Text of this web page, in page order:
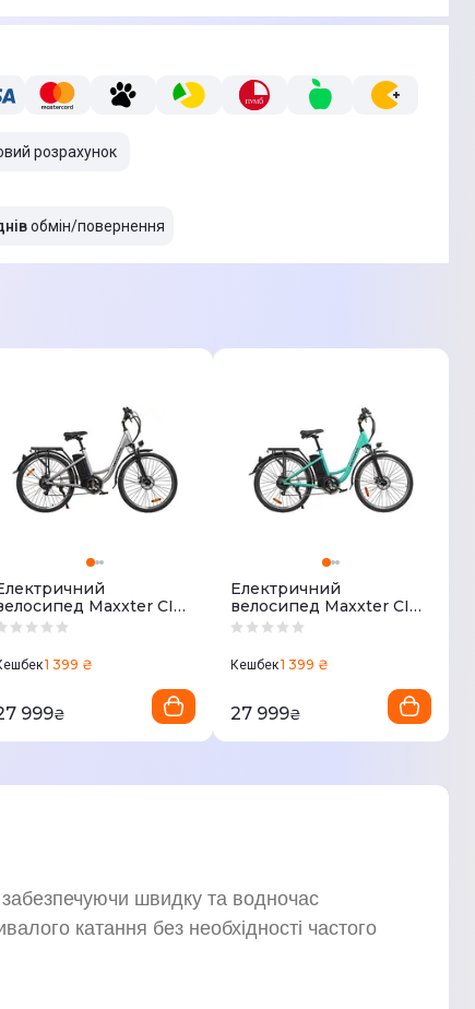
розрахунок
обмін/повернення
Maxxter CITY
250W (срібло)
1 399 ₴
999₴
Електричний
велосипед Maxxter CITY
2.0 250W (світло-синій)
Кешбек1 399 ₴
27 999₴
швидку та водночас
катання без необхідності частого